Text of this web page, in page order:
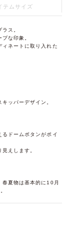
テムサイズ
ス。
な印象。
ネートに取り入れた
ッパーデザイン。
ドームボタンがポイ
えします。
春夏物は基本的に10月